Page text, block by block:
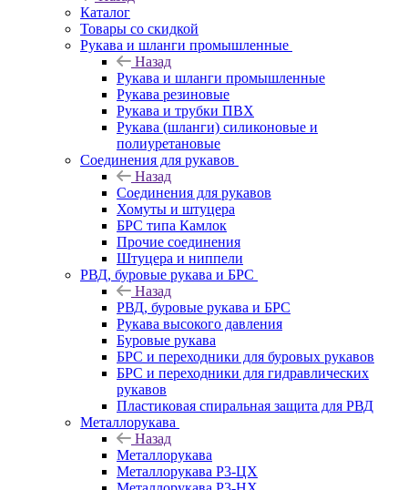
Каталог
Товары со скидкой
Рукава и шланги промышленные
Назад
Рукава и шланги промышленные
Рукава резиновые
Рукава и трубки ПВХ
Рукава (шланги) силиконовые и
полиуретановые
Соединения для рукавов
Назад
Соединения для рукавов
Хомуты и штуцера
БРС типа Камлок
Прочие соединения
Штуцера и ниппели
РВД, буровые рукава и БРС
Назад
РВД, буровые рукава и БРС
Рукава высокого давления
Буровые рукава
БРС и переходники для буровых рукавов
БРС и переходники для гидравлических
рукавов
Пластиковая спиральная защита для РВД
Металлорукава
Назад
Металлорукава
Металлорукава Р3-ЦХ